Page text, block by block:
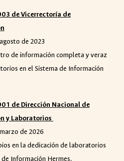
de Vicerrectoría de
de 2023
de información completa y veraz
en el Sistema de Información
de Dirección Nacional de
y Laboratorios
de 2026
en la dedicación de laboratorios
de Información Hermes.